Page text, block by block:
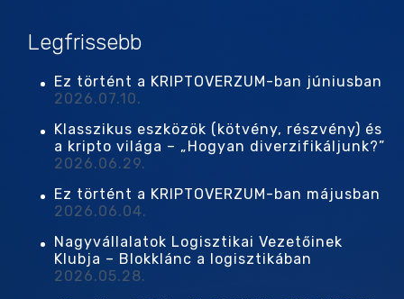
Legfrissebb
Ez történt a KRIPTOVERZUM-ban júniusban
2026.07.10.
Klasszikus eszközök (kötvény, részvény) és
a kripto világa – „Hogyan diverzifikáljunk?”
2026.06.29.
Ez történt a KRIPTOVERZUM-ban májusban
2026.06.04.
Nagyvállalatok Logisztikai Vezetőinek
Klubja – Blokklánc a logisztikában
2026.05.28.